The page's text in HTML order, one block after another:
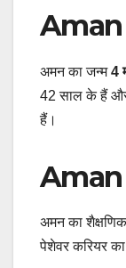
अमन का जन्म4
42 साल के हैं
हैं।
अमन का
पेशेवर करियर